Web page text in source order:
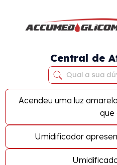
Central de
Acendeu uma luz
que
Umidificador